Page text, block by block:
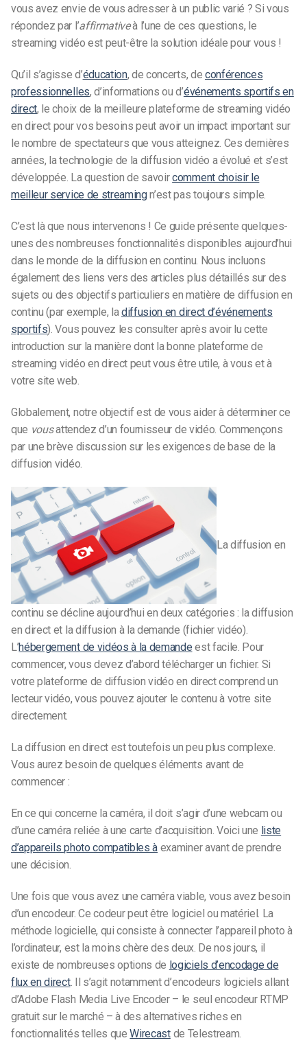
vous avez envie de vous adresser à un public varié ? Si vous
répondez par l’affirmativeà l’une de ces questions, le
streaming vidéo est peut-être la solution idéale pour vous !
Qu’il s’agisse d’éducation, de concerts, de conférences
professionnelles, d’informations ou d’événements sportifs en
direct, le choix de la meilleure plateforme de streaming vidéo
en direct pour vos besoins peut avoir un impact important sur
le nombre de spectateurs que vous atteignez. Ces dernières
années, la technologie de la diffusion vidéo a évolué et s’est
développée. La question de savoircomment choisir le
meilleur service de streamingn’est pas toujours simple.
C’est là que nous intervenons ! Ce guide présente quelques-
unes des nombreuses fonctionnalités disponibles aujourd’hui
dans le monde de la diffusion en continu. Nous incluons
également des liens vers des articles plus détaillés sur des
sujets ou des objectifs particuliers en matière de diffusion en
continu (par exemple, ladiffusion en direct d’événements
sportifs). Vous pouvez les consulter après avoir lu cette
introduction sur la manière dont la bonne plateforme de
streaming vidéo en direct peut vous être utile, à vous et à
votre site web.
Globalement, notre objectif est de vous aider à déterminer ce
que vousattendez d’un fournisseur de vidéo. Commençons
par une brève discussion sur les exigences de base de la
diffusion vidéo.
La diffusion en
continu se décline aujourd’hui en deux catégories : la diffusion
en direct et la diffusion à la demande (fichier vidéo).
L’hébergement de vidéos à la demande est facile. Pour
commencer, vous devez d’abord télécharger un fichier. Si
votre plateforme de diffusion vidéo en direct comprend un
lecteur vidéo, vous pouvez ajouter le contenu à votre site
directement.
La diffusion en direct est toutefois un peu plus complexe.
Vous aurez besoin de quelques éléments avant de
commencer :
En ce qui concerne la caméra, il doit s’agir d’une webcam ou
d’une caméra reliée à une carte d’acquisition. Voici une liste
d’appareils photo compatibles à examiner avant de prendre
une décision.
Une fois que vous avez une caméra viable, vous avez besoin
d’un encodeur. Ce codeur peut être logiciel ou matériel. La
méthode logicielle, qui consiste à connecter l’appareil photo à
l’ordinateur, est la moins chère des deux. De nos jours, il
existe de nombreuses options de logiciels d’encodage de
flux en direct. Il s’agit notamment d’encodeurs logiciels allant
d’Adobe Flash Media Live Encoder – le seul encodeur RTMP
gratuit sur le marché – à des alternatives riches en
fonctionnalités telles queWirecastde Telestream.